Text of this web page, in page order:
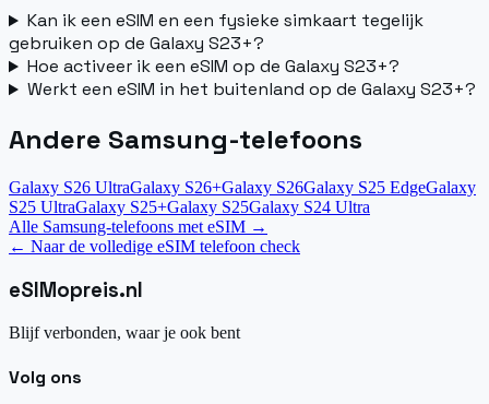
Kan ik een eSIM en een fysieke simkaart tegelijk
gebruiken op de Galaxy S23+?
Hoe activeer ik een eSIM op de Galaxy S23+?
Werkt een eSIM in het buitenland op de Galaxy S23+?
Andere Samsung-telefoons
Galaxy S26 UltraGalaxy S26+Galaxy S26Galaxy S25 EdgeGalaxy
S25 UltraGalaxy S25+Galaxy S25Galaxy S24 Ultra
Alle Samsung-telefoons met eSIM →
← Naar de volledige eSIM telefoon check
eSIMopreis.nl
Blijf verbonden, waar je ook bent
Volg ons